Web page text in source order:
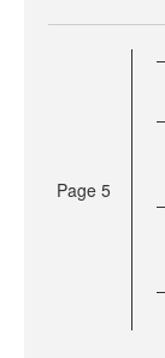
Page 5